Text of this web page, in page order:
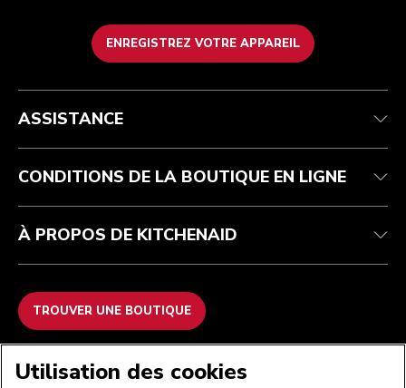
ENREGISTREZ VOTRE APPAREIL
Health Check
Suivez votre commande
Recupel
Conditions générales de vente
Retours et remboursements
ODR
La marque
Trouver une boutique
ASSISTANCE
CONDITIONS DE LA BOUTIQUE EN LIGNE
À PROPOS DE KITCHENAID
TROUVER UNE BOUTIQUE
NOUS ACCEPTONS
Utilisation des cookies